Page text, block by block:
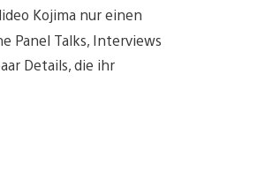
Kojima nur einen
Panel Talks, Interviews
Details, die ihr